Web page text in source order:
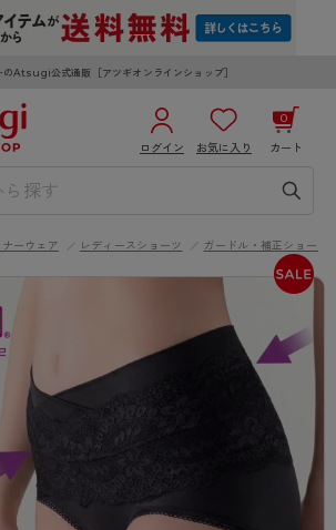
のAtsugi公式通販［アツギオンラインショップ］
ログイン お気に入り カート
0
上のご購入で送料無料
ログイン／新規会員登録
MEN
す
ーウェア レディースショーツ ガードル・補正ショーツ